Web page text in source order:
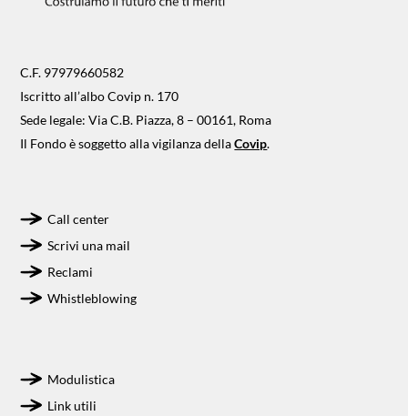
C.F. 97979660582
Iscritto all’albo Covip n. 170
Sede legale: Via C.B. Piazza, 8 – 00161, Roma
Il Fondo è soggetto alla vigilanza dellaCovip.
Call center
Scrivi una mail
Reclami
Whistleblowing
Modulistica
Link utili